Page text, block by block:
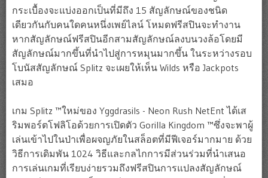
กระเบื้องจะแบ่งออกเป็นที่มีถึง 15 สัญลักษณ์ของชนิด
เดียวกันกับคนใดคนหนึ่งเพย์ไลน์ โหมดฟรีสปินจะทำงาน
หากสัญลักษณ์ฟรีสปินอีกสามสัญลักษณ์ลงบนวงล้อโดยมี
สัญลักษณ์มากขึ้นที่นำไปสู่การหมุนมากขึ้น ในระหว่างรอบ
โบนัสสัญลักษณ์ Splitz จะเผยให้เห็น Wilds หรือ Jackpots
เสมอ
เกม Splitz ™ใหม่ของ Yggdrasils - Neon Rush NetEnt ได้เส
ริมพอร์ตโฟลิโอด้วยการเปิดตัว Gorilla Kingdom ™ซึ่งจะพาผู้
เล่นเข้าไปในป่าเพื่อผจญภัยในสล็อตที่มีฟีเจอร์มากมาย ด้วย
วิธีการเดิมพัน 1024 วิธีและกลไกการมีส่วนร่วมที่นำเสนอ
การเล่นเกมที่เรียบง่ายรวมถึงฟรีสปินการแปลงสัญลักษณ์